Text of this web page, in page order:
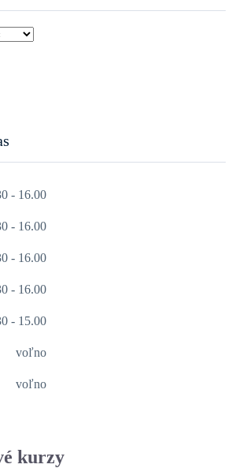
- 16.00
- 16.00
- 16.00
- 16.00
- 15.00
voľno
voľno
kurzy